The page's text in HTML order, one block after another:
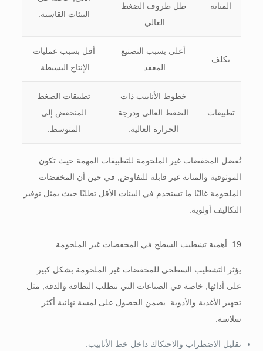
المتانه
ظل ظروف الضغط
العالي.
البيئات القاسية.
يكلف
أعلى بسبب التصنيع
المعقد.
أقل بسبب عمليات
الإنتاج البسيطة.
تطبيقات
خطوط الأنابيب ذات
الضغط العالي ودرجة
الحرارة العالية.
تطبيقات الضغط
المنخفض إلى
المتوسط.
تُفضل المخفضات غير الملحومة للتطبيقات المهمة حيث تكون
الموثوقية والمتانة غير قابلة للتفاوض, في حين أن المخفضات
الملحومة غالبًا ما تستخدم في البيئات الأقل تطلبًا حيث يمثل توفير
التكاليف أولوية.
19. أهمية تشطيب السطح في المخفضات غير الملحومة
يؤثر التشطيب السطحي للمخفضات غير الملحومة بشكل كبير
على أدائها, خاصة في الصناعات التي تتطلب النظافة والدقة, مثل
تجهيز الأغذية والأدوية. يضمن الحصول على لمسة نهائية أكثر
سلاسة:
تقليل الاضطراب والاحتكاك داخل خط الأنابيب.